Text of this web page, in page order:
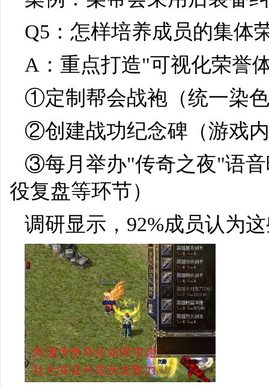
Q5：怎样培养成员的集体
A：重点打造"可视化荣誉
①定制帮会战袍（统一染
②创建战功纪念碑（游戏
③每月举办"传奇之夜"语音
役复盘等环节）
调研显示，92%成员认为